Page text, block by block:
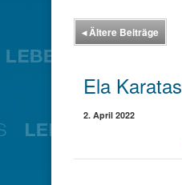
◂Ältere Beiträge
Ela Karatas
2. April 2022